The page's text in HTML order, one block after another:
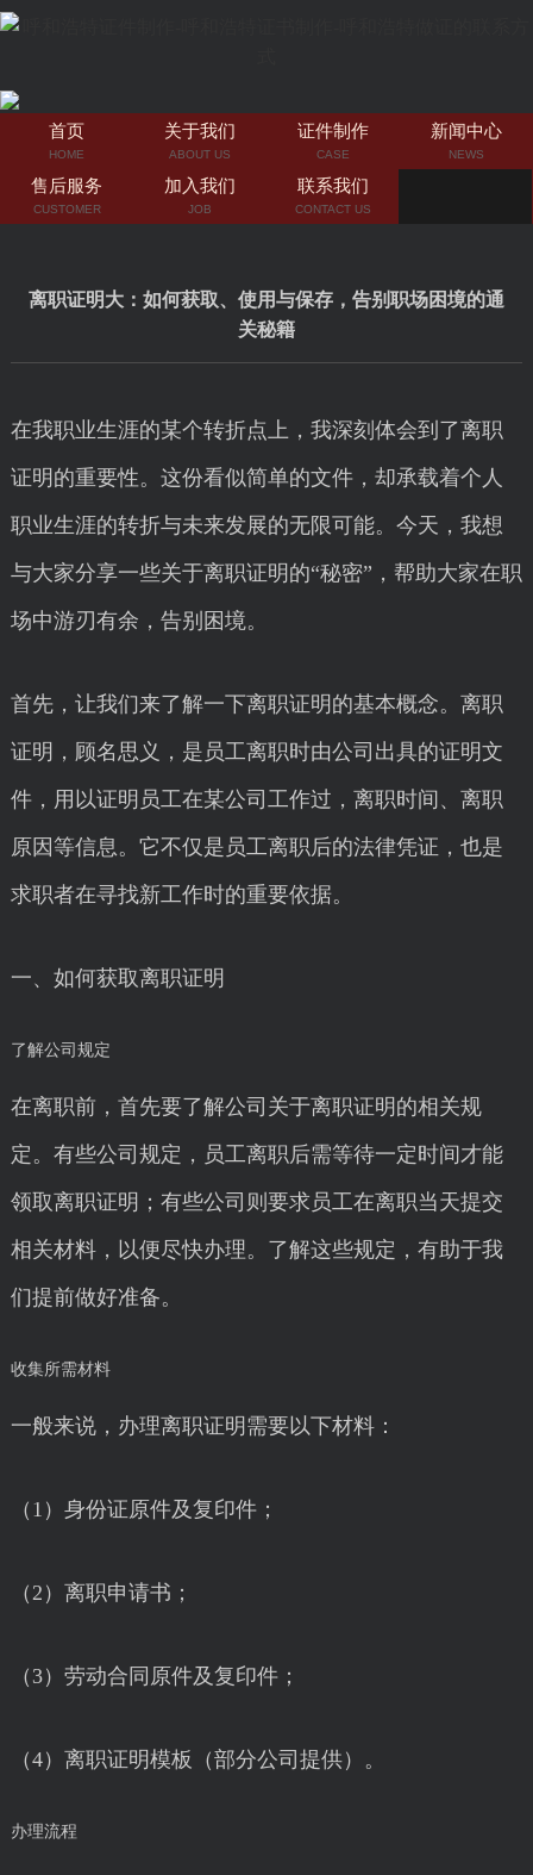
首页
HOME
关于我们
ABOUT US
证件制作
CASE
新闻中心
NEWS
售后服务
CUSTOMER
加入我们
JOB
联系我们
CONTACT US
离职证明大：如何获取、使用与保存，告别职场困境的通
关秘籍
在我职业生涯的某个转折点上，我深刻体会到了离职
证明的重要性。这份看似简单的文件，却承载着个人
职业生涯的转折与未来发展的无限可能。今天，我想
与大家分享一些关于离职证明的“秘密”，帮助大家在职
场中游刃有余，告别困境。
首先，让我们来了解一下离职证明的基本概念。离职
证明，顾名思义，是员工离职时由公司出具的证明文
件，用以证明员工在某公司工作过，离职时间、离职
原因等信息。它不仅是员工离职后的法律凭证，也是
求职者在寻找新工作时的重要依据。
一、如何获取离职证明
了解公司规定
在离职前，首先要了解公司关于离职证明的相关规
定。有些公司规定，员工离职后需等待一定时间才能
领取离职证明；有些公司则要求员工在离职当天提交
相关材料，以便尽快办理。了解这些规定，有助于我
们提前做好准备。
收集所需材料
一般来说，办理离职证明需要以下材料：
（1）身份证原件及复印件；
（2）离职申请书；
（3）劳动合同原件及复印件；
（4）离职证明模板（部分公司提供）。
办理流程